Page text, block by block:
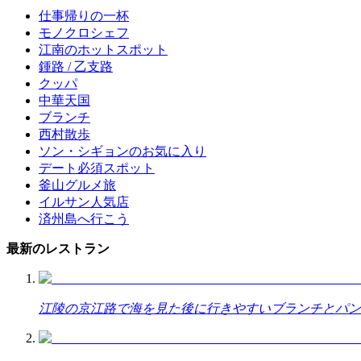
仕事帰りの一杯
モノクロシェフ
江南のホットスポット
鍾路 / 乙支路
クッパ
中華天国
ブランチ
西村散歩
ソン・シギョンのお気に入り
デート必須スポット
釜山グルメ旅
イルサン人気店
済州島へ行こう
最新のレストラン
江陵の京江路で海を見た後に行きやすいブランチとパ